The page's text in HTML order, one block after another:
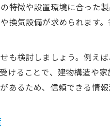
エアコン補助金を賢く使
エアコン補助金と空調
エアコン補助金の申
空調設備補助金で家
特徴や設置環境に合った
換気設備が求められます
も検討しましょう。例え
けることで、建物構造や
あるため、信頼できる情